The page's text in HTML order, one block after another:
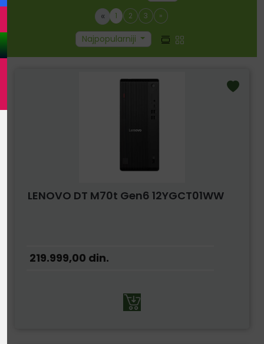
« 1 2 3 »
Najpopularniji
LENOVO DT M70t Gen6 12YGCT01WW
219.999,00 din.